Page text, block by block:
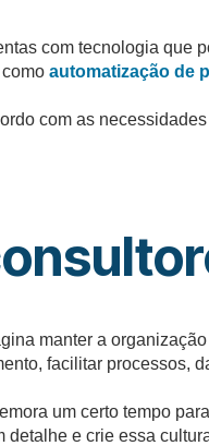
com tecnologia
automatização de
com as
manter a
facilitar processos,
um certo tempo
e crie essa